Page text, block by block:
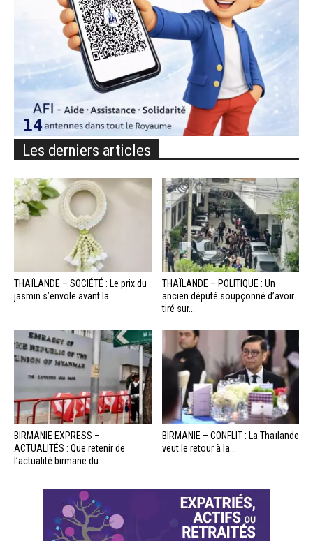
Les derniers articles
THAÏLANDE – SOCIÉTÉ : Le prix du
jasmin s’envole avant la...
THAÏLANDE – POLITIQUE : Un
ancien député soupçonné d’avoir
tiré sur...
BIRMANIE EXPRESS –
ACTUALITÉS : Que retenir de
l’actualité birmane du...
BIRMANIE – CONFLIT : La Thaïlande
veut le retour à la...